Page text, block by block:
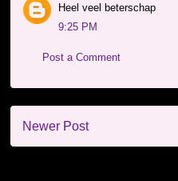
Heel veel beterschap
9:25 PM
Post a Comment
Newer Post